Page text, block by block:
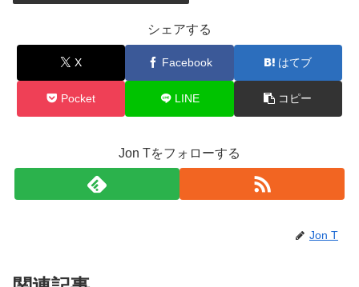
シェアする
X Facebook はてブ
Pocket LINE コピー
Jon Tをフォローする
Jon T